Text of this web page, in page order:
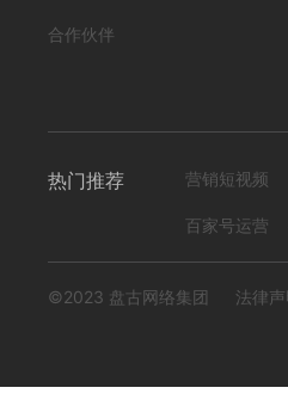
合作伙伴
热门推荐 营销短视频
百家号运营
©2023 盘古网络集团 法律